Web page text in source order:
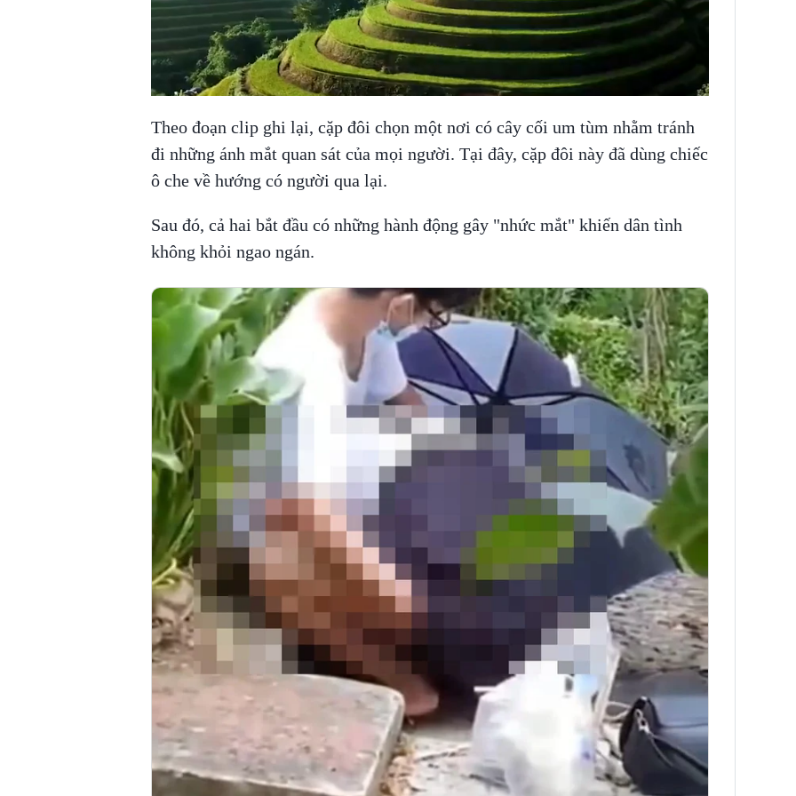
Theo đoạn clip ghi lại, cặp đôi chọn một nơi có cây cối um tùm nhằm tránh
đi những ánh mắt quan sát của mọi người. Tại đây, cặp đôi này đã dùng chiếc
ô che về hướng có người qua lại.
Sau đó, cả hai bắt đầu có những hành động gây "nhức mắt" khiến dân tình
không khỏi ngao ngán.